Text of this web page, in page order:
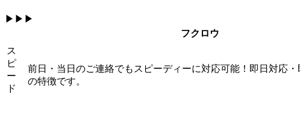
▶▶▶
フクロウ
ス
ピ
ー
ド
前日・当日のご連絡でもスピーディーに対応可能！即日対応
の特徴です。